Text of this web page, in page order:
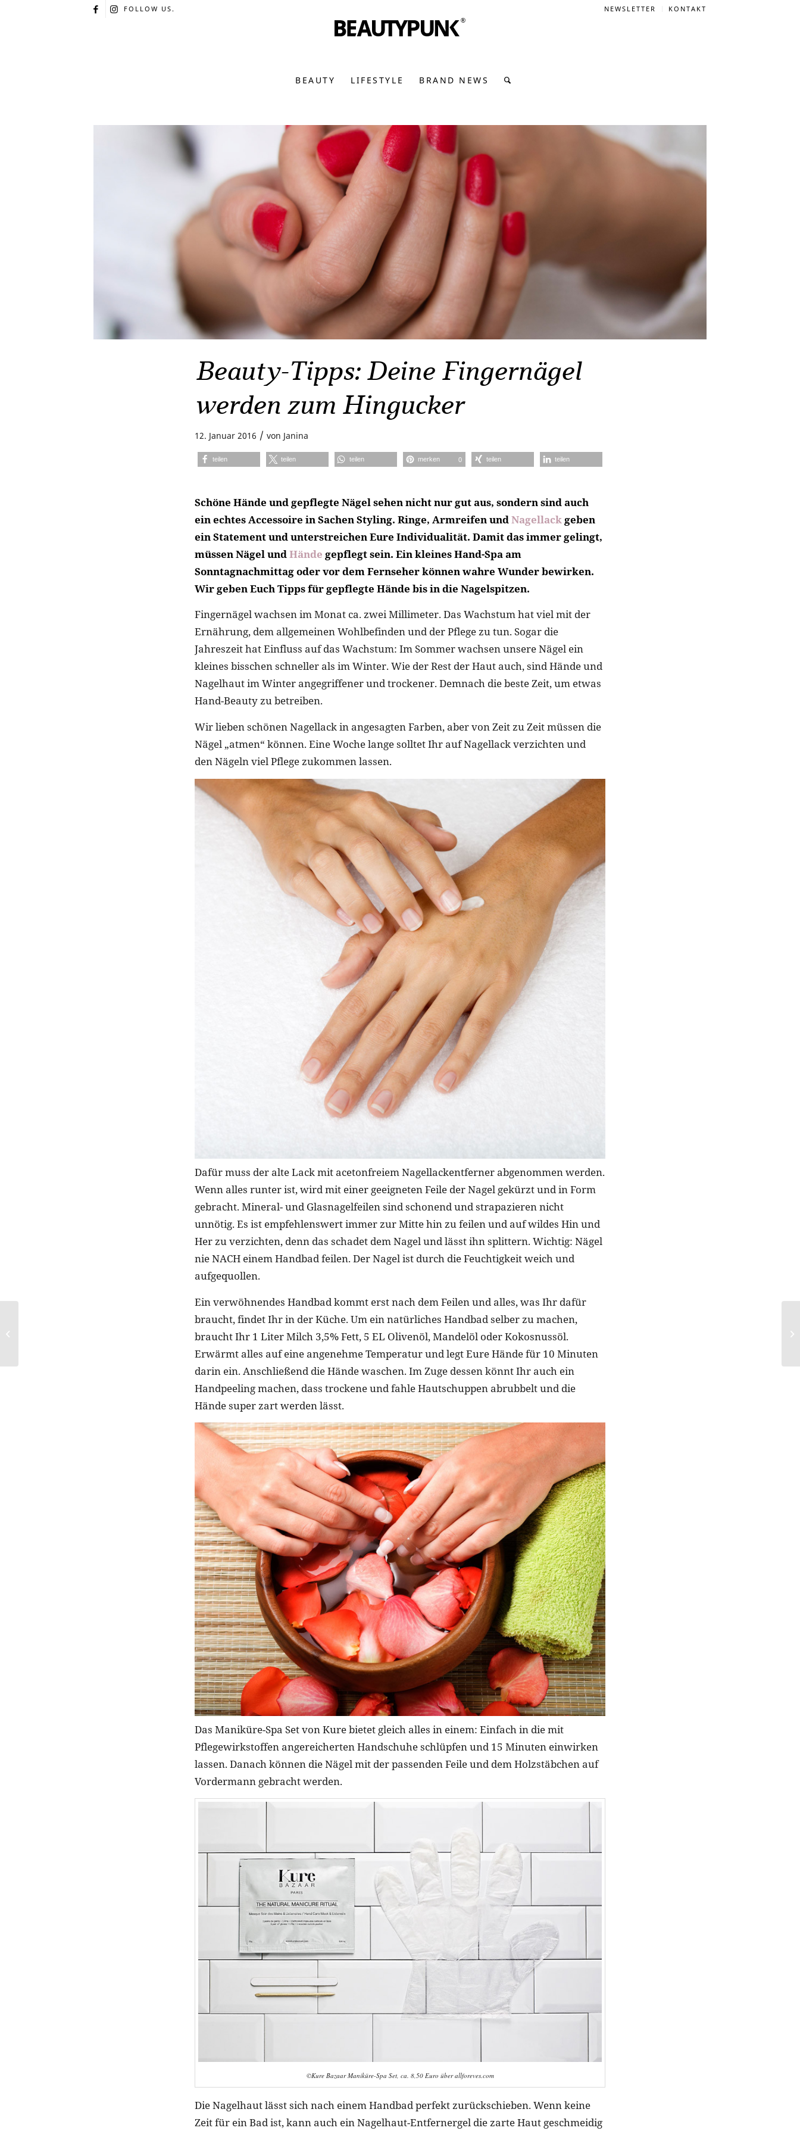
NEWSLETTER KONTAKT
FOLLOW US.
BEAUTY LIFESTYLE BRAND NEWS
Beauty-Tipps: Deine Fingernägel
werden zum Hingucker
12. Januar 2016 / von Janina
teilen teilen teilen merken 0 teilen teilen
Schöne Hände und gepflegte Nägel sehen nicht nur gut aus, sondern sind auch
ein echtes Accessoire in Sachen Styling. Ringe, Armreifen undNagellack geben
ein Statement und unterstreichen Eure Individualität. Damit das immer gelingt,
müssen Nägel undHände gepflegt sein. Ein kleines Hand-Spa am
Sonntagnachmittag oder vor dem Fernseher können wahre Wunder bewirken.
Wir geben Euch Tipps für gepflegte Hände bis in die Nagelspitzen.
Fingernägel wachsen im Monat ca. zwei Millimeter. Das Wachstum hat viel mit der
Ernährung, dem allgemeinen Wohlbefinden und der Pflege zu tun. Sogar die
Jahreszeit hat Einfluss auf das Wachstum: Im Sommer wachsen unsere Nägel ein
kleines bisschen schneller als im Winter. Wie der Rest der Haut auch, sind Hände und
Nagelhaut im Winter angegriffener und trockener. Demnach die beste Zeit, um etwas
Hand-Beauty zu betreiben.
Wir lieben schönen Nagellack in angesagten Farben, aber von Zeit zu Zeit müssen die
Nägel „atmen“ können. Eine Woche lange solltet Ihr auf Nagellack verzichten und
den Nägeln viel Pflege zukommen lassen.
Dafür muss der alte Lack mit acetonfreiem Nagellackentferner abgenommen werden.
Wenn alles runter ist, wird mit einer geeigneten Feile der Nagel gekürzt und in Form
gebracht. Mineral- und Glasnagelfeilen sind schonend und strapazieren nicht
unnötig. Es ist empfehlenswert immer zur Mitte hin zu feilen und auf wildes Hin und
Her zu verzichten, denn das schadet dem Nagel und lässt ihn splittern. Wichtig: Nägel
nie NACH einem Handbad feilen. Der Nagel ist durch die Feuchtigkeit weich und
aufgequollen.
Ein verwöhnendes Handbad kommt erst nach dem Feilen und alles, was Ihr dafür
braucht, findet Ihr in der Küche. Um ein natürliches Handbad selber zu machen,
braucht Ihr 1 Liter Milch 3,5% Fett, 5 EL Olivenöl, Mandelöl oder Kokosnussöl.
Erwärmt alles auf eine angenehme Temperatur und legt Eure Hände für 10 Minuten
darin ein. Anschließend die Hände waschen. Im Zuge dessen könnt Ihr auch ein
Handpeeling machen, dass trockene und fahle Hautschuppen abrubbelt und die
Hände super zart werden lässt.
Das Maniküre-Spa Set von Kure bietet gleich alles in einem: Einfach in die mit
Pflegewirkstoffen angereicherten Handschuhe schlüpfen und 15 Minuten einwirken
lassen. Danach können die Nägel mit der passenden Feile und dem Holzstäbchen auf
Vordermann gebracht werden.
©Kure Bazaar Maniküre-Spa Set, ca. 8,50 Euro über allforeves.com
Die Nagelhaut lässt sich nach einem Handbad perfekt zurückschieben. Wenn keine
Zeit für ein Bad ist, kann auch ein Nagelhaut-Entfernergel die zarte Haut geschmeidig